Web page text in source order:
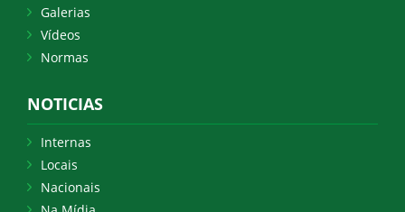
Galerias
Vídeos
Normas
NOTICIAS
Internas
Locais
Nacionais